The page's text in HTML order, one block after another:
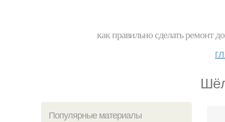
как правильно сделать ремонт
Популярные материалы